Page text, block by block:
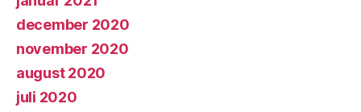
december 2020
november 2020
august 2020
juli 2020